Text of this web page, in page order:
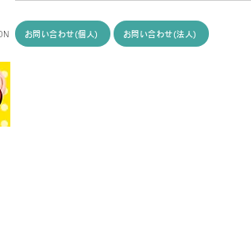
お問い合わせ(個人) お問い合わせ(法人)